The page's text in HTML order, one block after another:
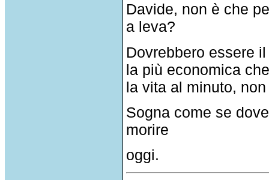
Davide, non è che
a leva?
Dovrebbero essere
la più economica
la vita al minuto,
Sogna come se
morire
oggi.